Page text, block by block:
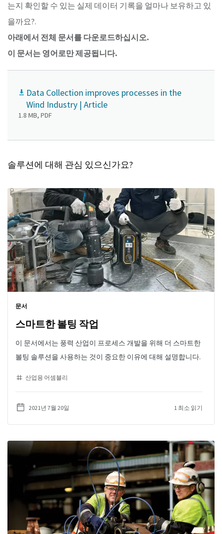
는지 확인할 수 있는 실제 데이터 기록을 얼마나 보유하고 있
을까요?.
아래에서 전체 문서를 다운로드하십시오.
이 문서는 영어로만 제공됩니다.
Data Collection improves processes in the
Wind Industry | Article
1.8 MB, PDF
솔루션에 대해 관심 있으신가요?
문서
스마트한 볼팅 작업
이 문서에서는 풍력 산업이 프로세스 개발을 위해 더 스마트한
볼팅 솔루션을 사용하는 것이 중요한 이유에 대해 설명합니다.
산업용 어셈블리
2021년 7월 20일 1 최소 읽기